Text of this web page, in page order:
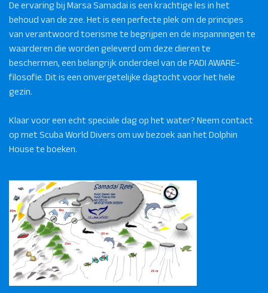
De ervaring bij Marsa Samadai is een krachtige les in het
behoud van de zee. Het is een perfecte plek om de principes
van verantwoord toerisme te begrijpen en de inspanningen te
waarderen die worden geleverd om deze dieren te
beschermen, een belangrijk onderdeel van de PADI AWARE-
filosofie. Dit is een onvergetelijke dagtocht voor het hele
gezin.
Klaar voor een echt speciale dag op het water? Neem contact
op met Scuba World Divers om uw bezoek aan het Dolphin
House te boeken.